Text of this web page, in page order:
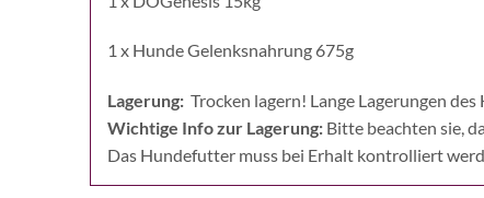
1 x Hunde Gelenksnahrung 675g
Lagerung: Trocken lagern! Lange Lagerungen
Wichtige Info zur Lagerung: Bitte beachten sie,
Das Hundefutter muss bei Erhalt kontrolliert